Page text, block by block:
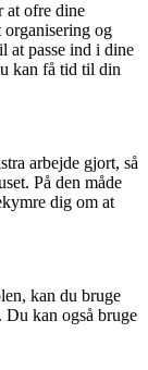
at ofre dine
og
at passe ind i dine
kan få tid til din
arbejde gjort, så
På den måde
dig om at
kan du bruge
Du kan også bruge